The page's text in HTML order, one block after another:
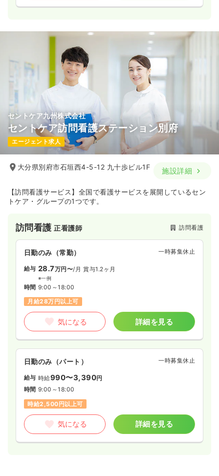
セントケア九州株式会社
セントケア訪問看護ステーション別府
エージェント求人
大分県別府市石垣西4-5-12 九十歩ビル1F 施設詳細
【訪問看護サービス】全国で看護サービスを展開しているセン
トケア・グループの1つです。
訪問看護正看護師 訪問看護
日勤のみ（常勤） 一時募集休止
給与 28.7万円〜/月 賞与1.2ヶ月
※一例
時間 9:00～18:00
月給28万円以上可
気になる 詳細を見る
日勤のみ（パート） 一時募集休止
給与 時給990〜3,390円
時間 9:00～18:00
時給2,500円以上可
気になる 詳細を見る